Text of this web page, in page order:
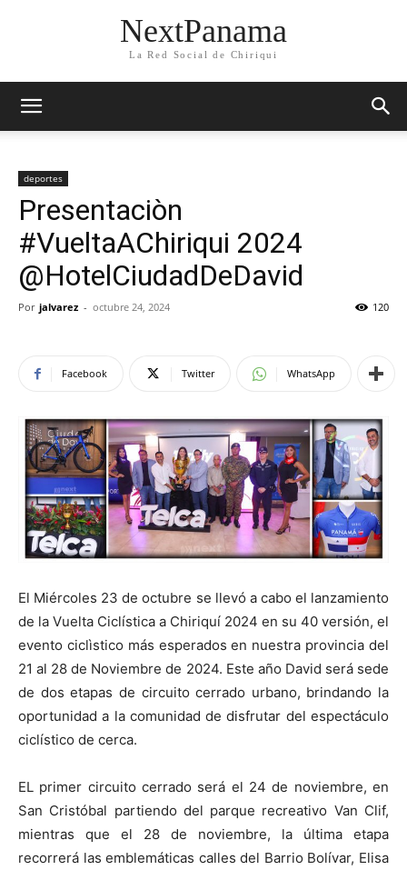
NextPanama
La Red Social de Chiriqui
deportes
Presentaciòn
#VueltaAChiriqui 2024
@HotelCiudadDeDavid
Por jalvarez - octubre 24, 2024 120
Facebook Twitter WhatsApp
El Miércoles 23 de octubre se llevó a cabo el lanzamiento
de la Vuelta Ciclística a Chiriquí 2024 en su 40 versión, el
evento ciclìstico más esperados en nuestra provincia del
21 al 28 de Noviembre de 2024. Este año David será sede
de dos etapas de circuito cerrado urbano, brindando la
oportunidad a la comunidad de disfrutar del espectáculo
ciclístico de cerca.
EL primer circuito cerrado será el 24 de noviembre, en
San Cristóbal partiendo del parque recreativo Van Clif,
mientras que el 28 de noviembre, la última etapa
recorrerá las emblemáticas calles del Barrio Bolívar, Elisa